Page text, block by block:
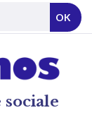
sociale
OK